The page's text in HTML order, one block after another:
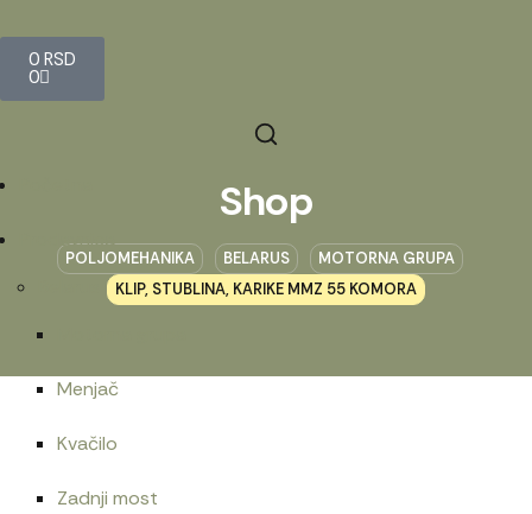
0 RSD
0
Prodavnica
Menjač
Kvačilo
Zadnji most
Shop
POLJOMEHANIKA BELARUS
MOTORNA GRUPA
KLIP, STUBLINA, KARIKE MMZ 55 KOMORA